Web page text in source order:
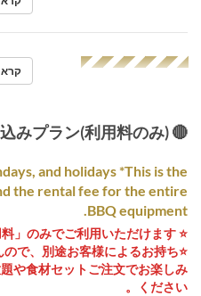
◢◤◢◤◢◤◢◤◢◤
קרא
🔴 持ち込みプラン(利用料のみ)
and holidays *This is the
the rental fee for the entire
BBQ equipment.
⭐️ お一人分毎の「利用料」のみでご利用いただけます。
ので、別途お客様によるお持ち
や食材セットご注文でお楽しみ
ください。